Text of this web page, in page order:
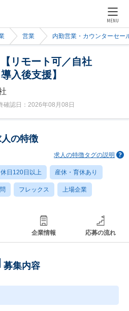
MENU
営業 内勤営業・カウンターセー
リモート可／自社
入後支援】
認日：2026年08月08日
の特徴
求人の特徴タグの説明
休日120日以上 産休・育休あり
フレックス 上場企業
企業情報 応募の流れ
募集内容